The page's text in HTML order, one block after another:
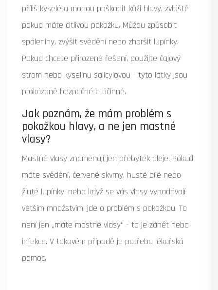
příliš kyselé a mohou poškodit kůži hlavy, zvláště
pokud máte citlivou pokožku. Můžou způsobit
spáleniny, zvýšit svědění nebo zhoršit lupínky.
Pokud chcete přirozené řešení, použijte čajový
strom nebo kyselinu salicylovou - tyto látky jsou
prokázaně bezpečné a účinné.
Jak poznám, že mám problém s
pokožkou hlavy, a ne jen mastné
vlasy?
Mastné vlasy znamenají jen přebytek oleje. Pokud
máte svědění, červené skvrny, husté bílé nebo
žluté lupínky, nebo když se vás vlasy vypadávají
větším množstvím, jde o problém s pokožkou. To
není jen „máte mastné vlasy“ - to je zánět nebo
infekce. V takovém případě je potřeba lékařská
pomoc.